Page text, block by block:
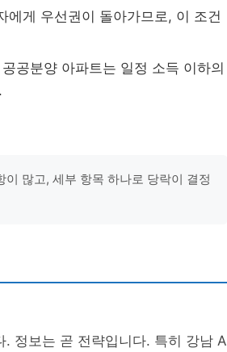
에게 우선권이 돌아가므로, 이 조건
공분양 아파트는 일정 소득 이하의
많고, 세부 항목 하나로 당락이 결정
. 정보는 곧 전략입니다. 특히 강남 A